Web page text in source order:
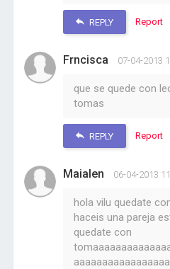
REPLY Report
Frncisca 07-04-2013
que se quede con
tomas
REPLY Report
Maialen 06-04-2013
hola vilu quedate
haceis una pareja
quedate con